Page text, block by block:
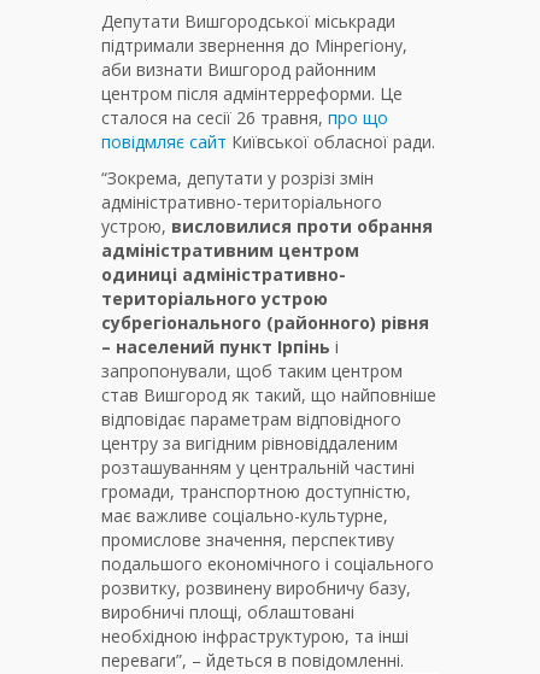
Депутати Вишгородської міськради
підтримали звернення до Мінрегіону,
аби визнати Вишгород районним
центром після адмінтерреформи. Це
сталося на сесії 26 травня, про що
повідмляє сайт Київської обласної ради.
“Зокрема, депутати у розрізі змін
адміністративно-територіального
устрою, висловилися проти обрання
адміністративним центром
одиниці адміністративно-
територіального устрою
субрегіонального (районного) рівня
– населений пункт Ірпінь і
запропонували, щоб таким центром
став Вишгород як такий, що найповніше
відповідає параметрам відповідного
центру за вигідним рівновіддаленим
розташуванням у центральній частині
громади, транспортною доступністю,
має важливе соціально-культурне,
промислове значення, перспективу
подальшого економічного і соціального
розвитку, розвинену виробничу базу,
виробничі площі, облаштовані
необхідною інфраструктурою, та інші
переваги”, – йдеться в повідомленні.